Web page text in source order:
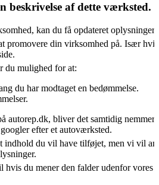
beskrivelse af dette værksted.
kan du få opdateret
promovere din virksomhed på. Især
du mulighed for at:
du har modtaget en bedømmelse.
autorep.dk, bliver det samtidig
efter et autoværksted.
indhold du vil have tilføjet, men vi vil
hvis du mener den falder udenfor vores